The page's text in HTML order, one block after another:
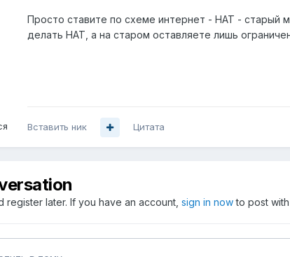
Просто ставите по схеме интернет - НАТ - старый
делать НАТ, а на старом оставляете лишь
Вставить ник Цитата
register later. If you have an account, sign in nowto post